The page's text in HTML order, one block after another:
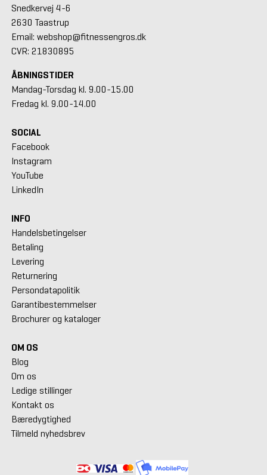
Snedkervej 4-6
2630 Taastrup
Email: webshop@fitnessengros.dk
CVR: 21830895
ÅBNINGSTIDER
Mandag-Torsdag kl. 9.00-15.00
Fredag kl. 9.00-14.00
SOCIAL
Facebook
Instagram
YouTube
LinkedIn
INFO
Handelsbetingelser
Betaling
Levering
Returnering
Persondatapolitik
Garantibestemmelser
Brochurer og kataloger
OM OS
Blog
Om os
Ledige stillinger
Kontakt os
Bæredygtighed
Tilmeld nyhedsbrev